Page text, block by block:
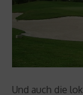
Und auch die